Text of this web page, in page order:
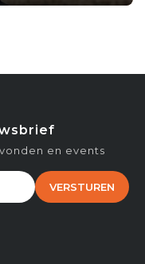
en events
VERSTUREN